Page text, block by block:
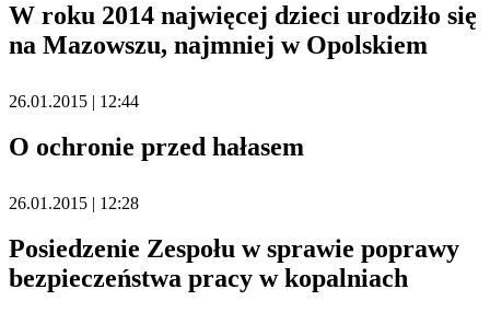
W roku 2014 najwięcej dzieci urodziło się
na Mazowszu, najmniej w Opolskiem
26.01.2015 | 12:44
O ochronie przed hałasem
26.01.2015 | 12:28
Posiedzenie Zespołu w sprawie poprawy
bezpieczeństwa pracy w kopalniach